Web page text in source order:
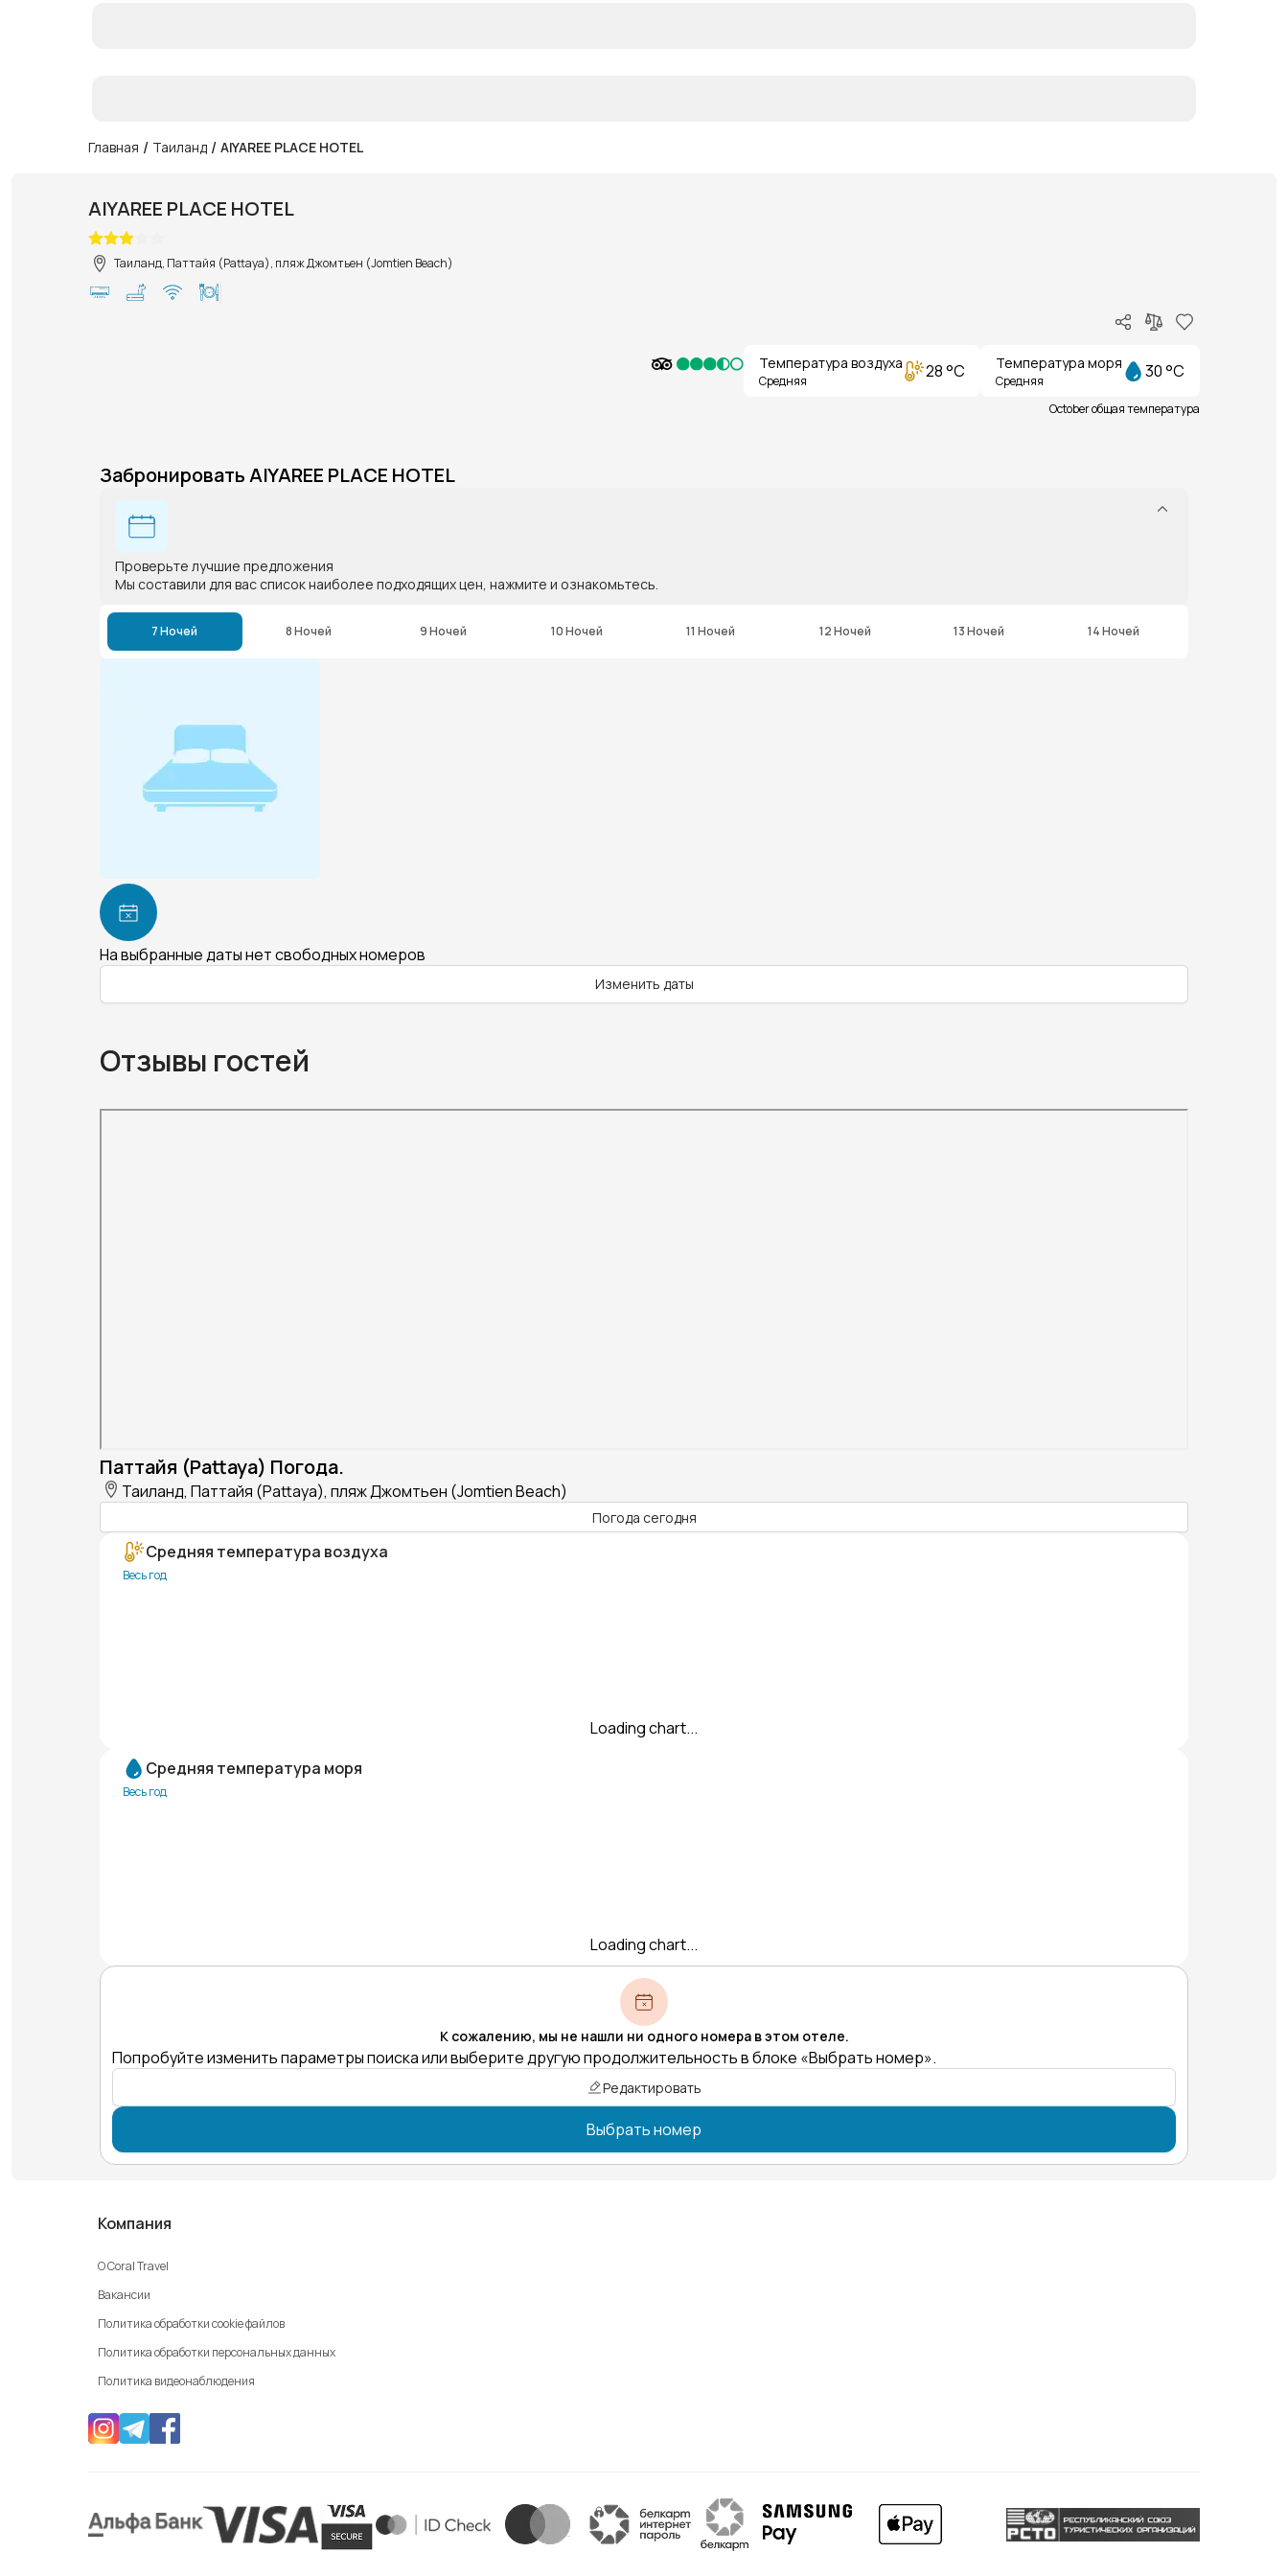
Главная / Таиланд / AIYAREE PLACE HOTEL
AIYAREE PLACE HOTEL
Таиланд, Паттайя (Pattaya), пляж Джомтьен (Jomtien Beach)
Температура воздуха
Средняя 28 °C Температура моря
Средняя 30 °C
October общая температура
Забронировать AIYAREE PLACE HOTEL
Проверьте лучшие предложения
Мы составили для вас список наиболее подходящих цен, нажмите и ознакомьтесь.
7 Ночей 8 Ночей 9 Ночей 10 Ночей 11 Ночей 12 Ночей 13 Ночей 14 Ночей
На выбранные даты нет свободных номеров
Изменить даты
Отзывы гостей
Паттайя (Pattaya) Погода.
Таиланд, Паттайя (Pattaya), пляж Джомтьен (Jomtien Beach)
Погода сегодня
Средняя температура воздуха
Весь год
Loading chart...
Средняя температура моря
Весь год
Loading chart...
К сожалению, мы не нашли ни одного номера в этом отеле.
Попробуйте изменить параметры поиска или выберите другую продолжительность в блоке «Выбрать номер».
Редактировать
Выбрать номер
Компания
О Coral Travel
Вакансии
Политика обработки cookie файлов
Политика обработки персональных данных
Политика видеонаблюдения